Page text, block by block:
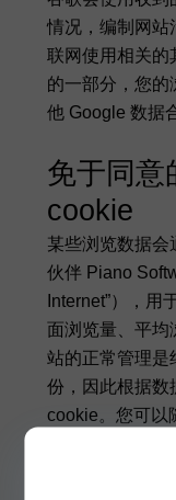
情况，编制网站
联网使用相关的
的一部分，您的
他 Google 数据
免于同意
cookie
某些浏览数据
伙伴 Piano
Internet”），
面浏览量、平均
站的正常管理是
份，因此根据数
cookie。您可以
“Cookie”部分